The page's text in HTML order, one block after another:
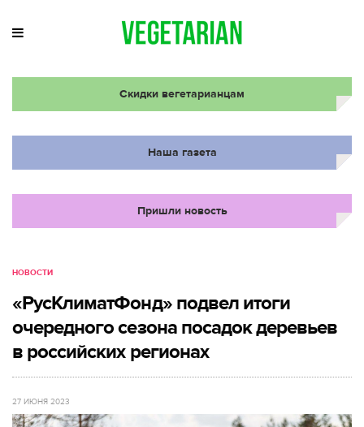
Скидки вегетарианцам
Наша газета
Пришли новость
НОВОСТИ
«РусКлиматФонд» подвел итоги
очередного сезона посадок деревьев
в российских регионах
27 ИЮНЯ 2023